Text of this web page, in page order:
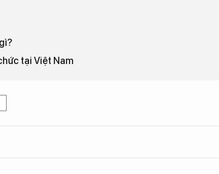
tại Việt Nam